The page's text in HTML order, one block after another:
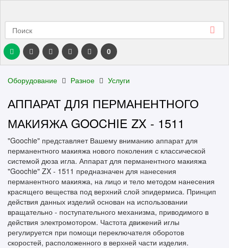
0
Оборудование Разное Услуги
АППАРАТ ДЛЯ ПЕРМАНЕНТНОГО
МАКИЯЖА GOOCHIE ZX - 1511
"Goochie" представляет Вашему вниманию аппарат для
перманентного макияжа нового поколения с классической
системой дюза игла. Аппарат для перманентного макияжа
"Goochie" ZX - 1511 предназначен для нанесения
перманентного макияжа, на лицо и тело методом нанесения
красящего вещества под верхний слой эпидермиса. Принцип
действия данных изделий основан на использовании
вращательно - поступательного механизма, приводимого в
действия электромотором. Частота движений иглы
регулируется при помощи переключателя оборотов
скоростей, расположенного в верхней части изделия.